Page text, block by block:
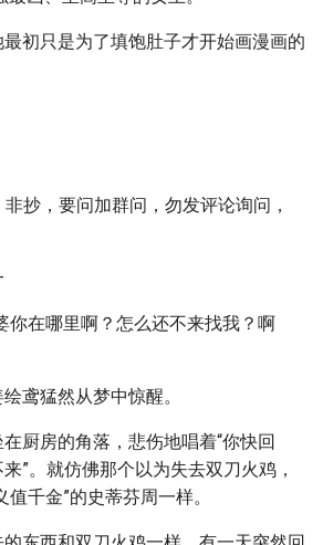
初只是为了填饱肚子才开始画漫画的
抄，要问加群问，勿发评论询问，
你在哪里啊？怎么还不来找我？啊
鸢猛然从梦中惊醒。
厨房的角落，悲伤地唱着“你快回
”。就仿佛那个以为失去双刀火鸡，
千金”的史蒂芬周一样。